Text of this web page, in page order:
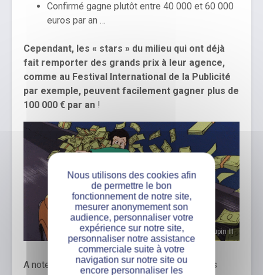
Confirmé gagne plutôt entre 40 000 et 60 000
euros par an …
Cependant, les « stars » du milieu qui ont déjà
fait remporter des grands prix à leur agence,
comme au Festival International de la Publicité
par exemple, peuvent facilement gagner plus de
100 000 € par an !
Lupin III
A noter également que les grandes entreprises
Nous utilisons des cookies afin
de permettre le bon
fonctionnement de notre site,
mesurer anonymement son
audience, personnaliser votre
expérience sur notre site,
personnaliser notre assistance
commerciale suite à votre
navigation sur notre site ou
encore personnaliser les